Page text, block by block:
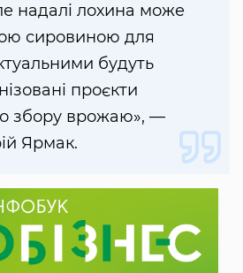
надалі лохина може
сировиною для
будуть
проєкти
збору врожаю», —
Ярмак.